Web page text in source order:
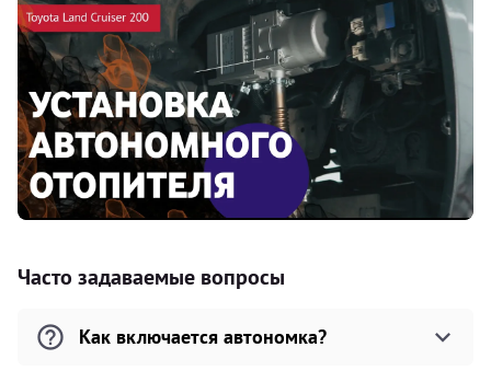
Часто задаваемые вопросы
Как включается автономка?